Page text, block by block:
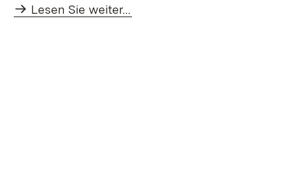
Lesen Sie weiter...